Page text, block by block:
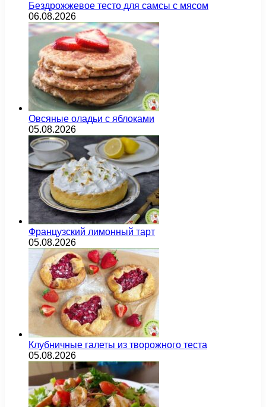
Бездрожжевое тесто для самсы с мясом
06.08.2026
Овсяные оладьи с яблоками
05.08.2026
Французский лимонный тарт
05.08.2026
Клубничные галеты из творожного теста
05.08.2026